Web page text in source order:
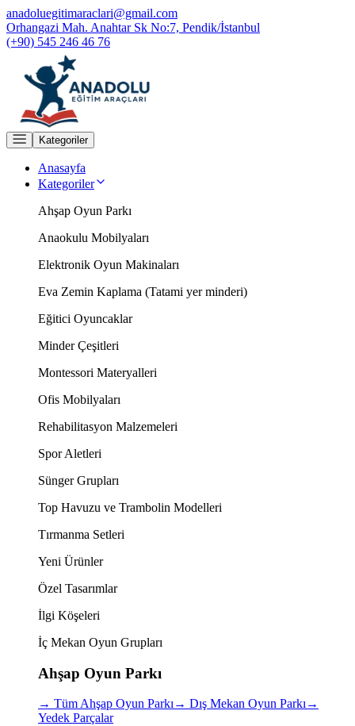
anadoluegitimaraclari@gmail.com
Orhangazi Mah. Anahtar Sk No:7, Pendik/İstanbul
(+90) 545 246 46 76
Kategoriler
Anasayfa
Kategoriler
Ahşap Oyun Parkı
Anaokulu Mobilyaları
Elektronik Oyun Makinaları
Eva Zemin Kaplama (Tatami yer minderi)
Eğitici Oyuncaklar
Minder Çeşitleri
Montessori Materyalleri
Ofis Mobilyaları
Rehabilitasyon Malzemeleri
Spor Aletleri
Sünger Grupları
Top Havuzu ve Trambolin Modelleri
Tırmanma Setleri
Yeni Ürünler
Özel Tasarımlar
İlgi Köşeleri
İç Mekan Oyun Grupları
Ahşap Oyun Parkı
→ Tüm Ahşap Oyun Parkı→ Dış Mekan Oyun Parkı→
Yedek Parçalar